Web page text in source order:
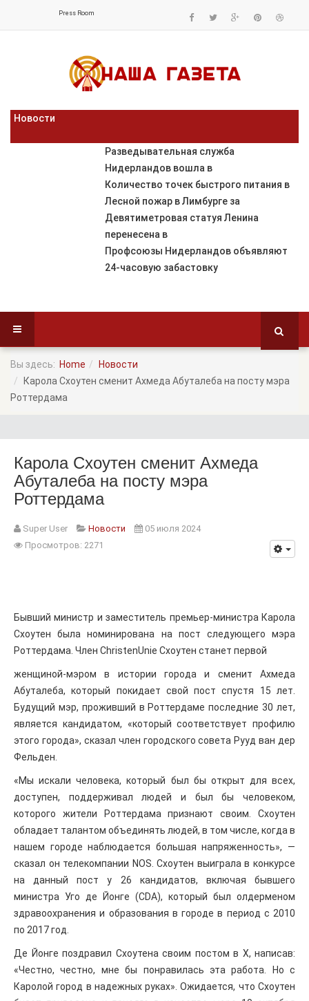
Press Room
Новости
Разведывательная служба
Нидерландов вошла в
Количество точек быстрого питания в
Лесной пожар в Лимбурге за
Девятиметровая статуя Ленина
перенесена в
Профсоюзы Нидерландов объявляют
24-часовую забастовку
Вы здесь: Home
Новости
Карола Схоутен сменит Ахмеда Абуталеба на посту мэра
Роттердама
Карола Схоутен сменит Ахмеда
Абуталеба на посту мэра
Роттердама
Super User Новости
05 июля 2024
Просмотров: 2271
Бывший министр и заместитель премьер-министра Карола
Схоутен была номинирована на пост следующего мэра
Роттердама. Член ChristenUnie Схоутен станет первой
женщиной-мэром в истории города и сменит Ахмеда
Абуталеба, который покидает свой пост спустя 15 лет.
Будущий мэр, проживший в Роттердаме последние 30 лет,
является кандидатом, «который соответствует профилю
этого города», сказал член городского совета Рууд ван дер
Фельден.
«Мы искали человека, который был бы открыт для всех,
доступен, поддерживал людей и был бы человеком,
которого жители Роттердама признают своим. Схоутен
обладает талантом объединять людей, в том числе, когда в
нашем городе наблюдается большая напряженность», —
сказал он телекомпании NOS. Схоутен выиграла в конкурсе
на данный пост у 26 кандидатов, включая бывшего
министра Уго де Йонге (CDA), который был олдерменом
здравоохранения и образования в городе в период с 2010
по 2017 год.
Де Йонге поздравил Схоутена своим постом в X, написав:
«Честно, честно, мне бы понравилась эта работа. Но с
Каролой город в надежных руках». Ожидается, что Схоутен